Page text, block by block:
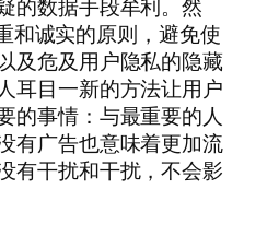
的数据手段牟利。然
和诚实的原则，避免使
及危及用户隐私的隐藏
耳目一新的方法让用户
的事情：与最重要的人
有广告也意味着更加流
有干扰和干扰，不会影